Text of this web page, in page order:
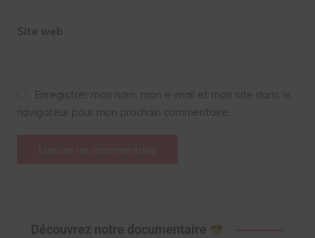
Site web
Enregistrer mon nom, mon e-mail et mon site dans le
navigateur pour mon prochain commentaire.
Découvrez notre documentaire